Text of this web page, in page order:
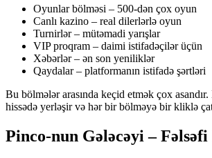
Oyunlar bölməsi – 500-dən çox oyun
Canlı kazino – real dilerlərlə oyun
Turnirlər – mütəmadi yarışlar
VIP proqram – daimi istifadəçilər üçün
Xəbərlər – ən son yeniliklər
Qaydalar – platformanın istifadə şərtləri
Bu bölmələr arasında keçid etmək çox
hissədə yerləşir və hər bir bölməyə bir kliklə
Pinco-nun Gələcəyi – Fəlsəfi